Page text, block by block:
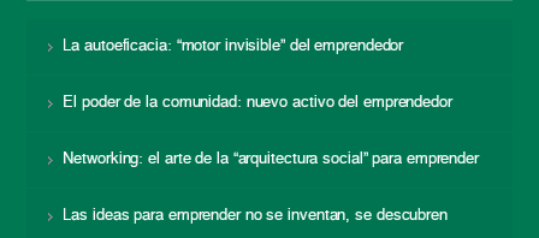
La autoeficacia: “motor invisible” del emprendedor
El poder de la comunidad: nuevo activo del emprendedor
Networking: el arte de la “arquitectura social” para emprender
Las ideas para emprender no se inventan, se descubren